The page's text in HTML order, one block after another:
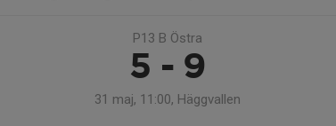
P13 B Östra
5 - 9
31 maj, 11:00, Häggvallen